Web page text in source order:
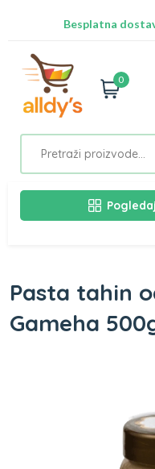
Besplatna
0
Pasta tahin
Gameha